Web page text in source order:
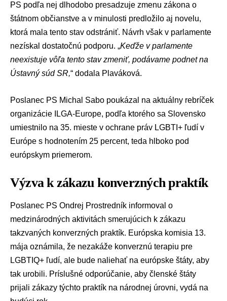
PS podľa nej dlhodobo presadzuje zmenu zákona o
štátnom občianstve a v minulosti predložilo aj novelu,
ktorá mala tento stav odstrániť. Návrh však v parlamente
nezískal dostatočnú podporu. „Keďže v parlamente
neexistuje vôľa tento stav zmeniť, podávame podnet na
Ústavný súd SR,“ dodala Plaváková.
Poslanec PS Michal Sabo poukázal na aktuálny rebríček
organizácie ILGA-Europe, podľa ktorého sa Slovensko
umiestnilo na 35. mieste v ochrane práv LGBTI+ ľudí v
Európe s hodnotením 25 percent, teda hlboko pod
európskym priemerom.
Výzva k zákazu konverzných praktík
Poslanec PS Ondrej Prostredník informoval o
medzinárodných aktivitách smerujúcich k zákazu
takzvaných konverzných praktík. Európska komisia 13.
mája oznámila, že nezakáže konverznú terapiu pre
LGBTIQ+ ľudí, ale bude naliehať na európske štáty, aby
tak urobili. Príslušné odporúčanie, aby členské štáty
prijali zákazy týchto praktík na národnej úrovni, vydá na